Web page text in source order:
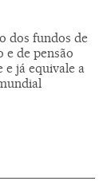
dos fundos de
e de pensão
e já equivale a